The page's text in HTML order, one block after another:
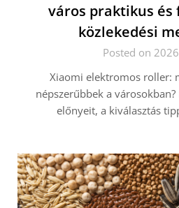
város praktikus
közlekedési
Posted on
Xiaomi elektromos roller:
népszerűbbek a
előnyeit, a kiválasztás